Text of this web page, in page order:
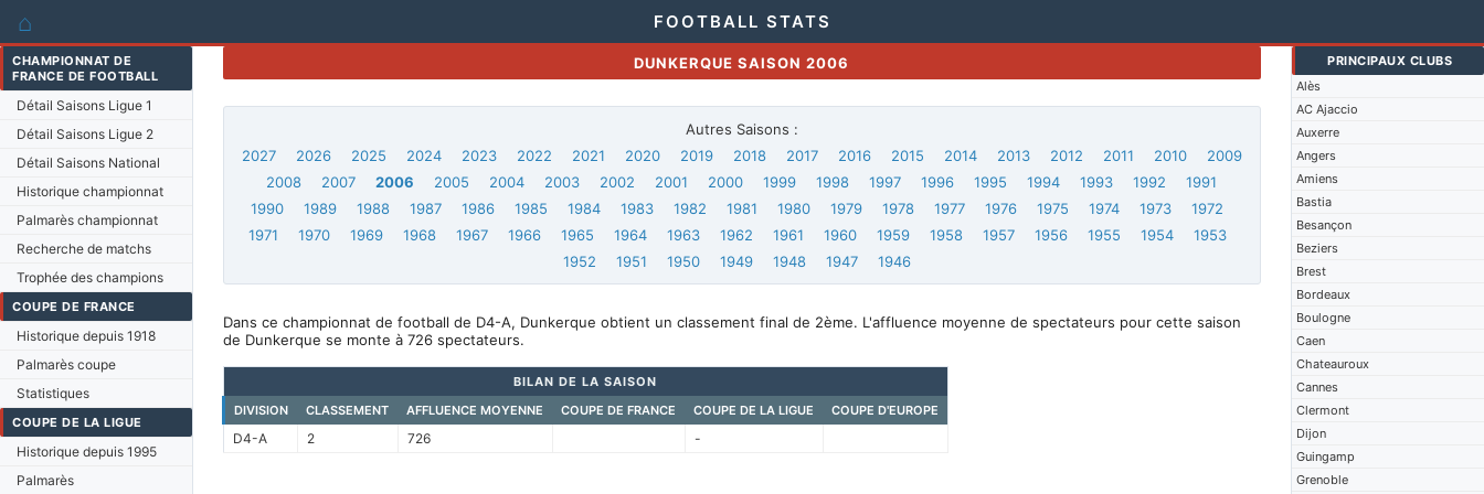
⌂ FOOTBALL STATS
CHAMPIONNAT DE
FRANCE DE FOOTBALL
Détail Saisons Ligue 1
Détail Saisons Ligue 2
Détail Saisons National
Historique championnat
Palmarès championnat
Recherche de matchs
Trophée des champions
COUPE DE FRANCE
Historique depuis 1918
Palmarès coupe
Statistiques
COUPE DE LA LIGUE
Historique depuis 1995
Palmarès
PRINCIPAUX CLUBS
Alès
AC Ajaccio
Auxerre
Angers
Amiens
Bastia
Besançon
Beziers
Brest
Bordeaux
Boulogne
Caen
Chateauroux
Cannes
Clermont
Dijon
Guingamp
Grenoble
DUNKERQUE SAISON 2006
Autres Saisons :
2027
2026 2025 2024 2023 2022 2021 2020 2019 2018 2017 2016 2015 2014 2013 2012 2011 2010
2009
2008
2007 2006 2005 2004 2003 2002 2001 2000 1999 1998 1997 1996 1995 1994 1993 1992
1991
1990
1989 1988 1987 1986 1985 1984 1983 1982 1981 1980 1979 1978 1977 1976 1975 1974 1973
1972
1971
1970 1969 1968 1967 1966 1965 1964 1963 1962 1961 1960 1959 1958 1957 1956 1955 1954
1953
1952
1951 1950 1949 1948 1947 1946
Dans ce championnat de football de D4-A, Dunkerque obtient un classement final de 2ème. L'affluence moyenne de spectateurs pour cette saison
de Dunkerque se monte à 726 spectateurs.
BILAN DE LA SAISON
DIVISION
CLASSEMENT AFFLUENCE MOYENNE COUPE DE FRANCE COUPE DE LA LIGUE COUPE D'EUROPE
D4-A 2 726 -